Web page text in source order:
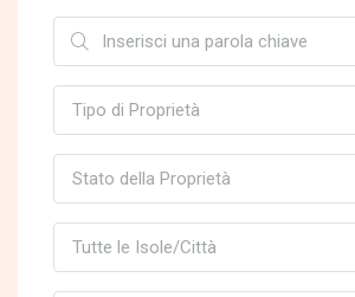
Tipo di Proprietà
Stato della Proprietà
Tutte le Isole/Città